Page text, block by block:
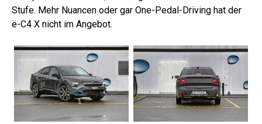
Stufe. Mehr Nuancen oder gar One-Pedal-Driving hat der
ë-C4 X nicht im Angebot.